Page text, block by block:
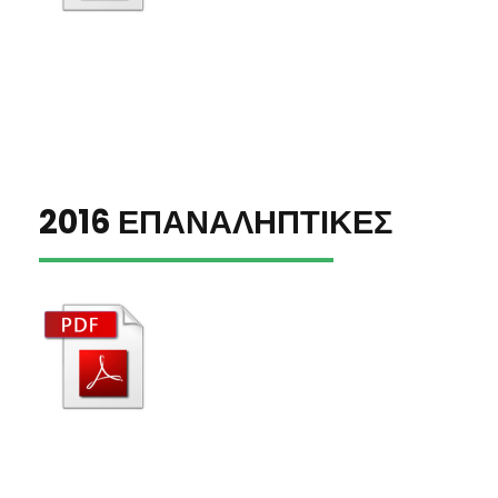
2016 ΕΠΑΝΑΛΗΠΤΙΚΕΣ